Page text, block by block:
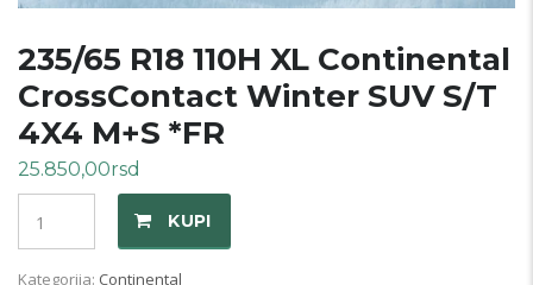
235/65 R18 110H XL Continental
CrossContact Winter SUV S/T
4X4 M+S *FR
25.850,00rsd
KUPI
Kategorija: Continental